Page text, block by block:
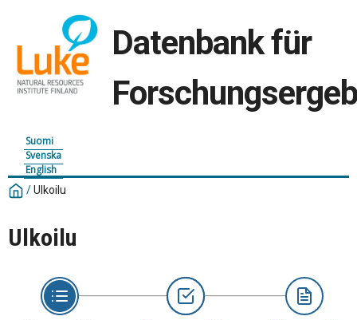
Datenbank für
Suomi
Svenska
English
/Ulkoilu
Ulkoilu